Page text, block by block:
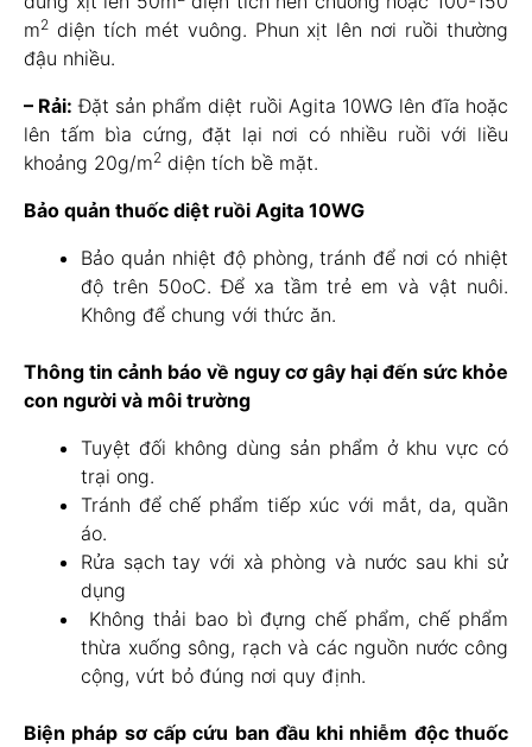
m2 diện tích mét vuông. Phun xịt lên nơi ruồi thường
đậu nhiều.
– Rải: Đặt sản phẩm diệt ruồi Agita 10WG lên đĩa hoặc
lên tấm bìa cứng, đặt lại nơi có nhiều ruồi với liều
khoảng 20g/m2 diện tích bề mặt.
Bảo quản thuốc diệt ruồi Agita 10WG
Bảo quản nhiệt độ phòng, tránh để nơi có nhiệt
độ trên 50oC. Để xa tầm trẻ em và vật nuôi.
Không để chung với thức ăn.
Thông tin cảnh báo về nguy cơ gây hại đến sức khỏe
con người và môi trường
Tuyệt đối không dùng sản phẩm ở khu vực có
trại ong.
Tránh để chế phẩm tiếp xúc với mắt, da, quần
áo.
Rửa sạch tay với xà phòng và nước sau khi sử
dụng
Không thải bao bì đựng chế phẩm, chế phẩm
thừa xuống sông, rạch và các nguồn nước công
cộng, vứt bỏ đúng nơi quy định.
Biện pháp sơ cấp cứu ban đầu khi nhiễm độc thuốc